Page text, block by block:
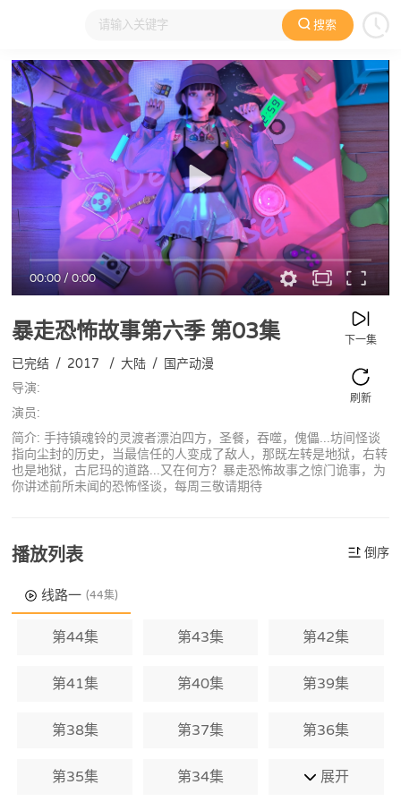
搜索
大家在看 日本动漫 国产动漫 欧美动漫 动漫电影
00:00/0:00
暴走恐怖故事第六季第03集 下一集
刷新
已完结 / 2017 / 大陆 / 国产动漫
导演:
演员:
简介: 手持镇魂铃的灵渡者漂泊四方，圣餐，吞噬，傀儡...坊间怪谈
指向尘封的历史，当最信任的人变成了敌人，那既左转是地狱，右转
也是地狱，古尼玛的道路...又在何方？暴走恐怖故事之惊门诡事，为
你讲述前所未闻的恐怖怪谈，每周三敬请期待
播放列表 倒序
线路一 (44集)
第44集 第43集 第42集
第41集 第40集 第39集
第38集 第37集 第36集
第35集 第34集 展开